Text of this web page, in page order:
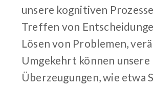
unsere kognitiven
Treffen von
Lösen von Problemen,
Umgekehrt können
Überzeugungen, wie etwa